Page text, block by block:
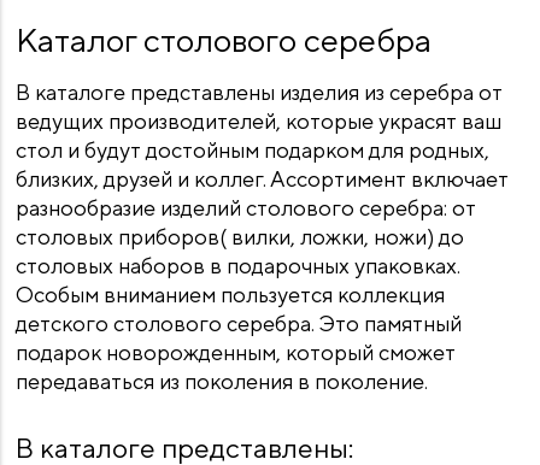
Каталог столового серебра
В каталоге представлены изделия из серебра от
ведущих производителей, которые украсят ваш
стол и будут достойным подарком для родных,
близких, друзей и коллег. Ассортимент включает
разнообразие изделий столового серебра: от
столовых приборов( вилки, ложки, ножи) до
столовых наборов в подарочных упаковках.
Особым вниманием пользуется коллекция
детского столового серебра. Это памятный
подарок новорожденным, который сможет
передаваться из поколения в поколение.
В каталоге представлены: